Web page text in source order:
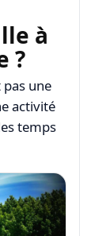
à
?
pas une
activité
temps